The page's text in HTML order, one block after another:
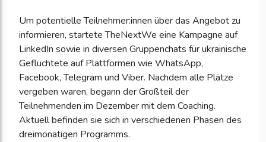
Um potentielle Teilnehmer:innen über das Angebot zu
informieren, startete TheNextWe eine Kampagne auf
LinkedIn sowie in diversen Gruppenchats für ukrainische
Geflüchtete auf Plattformen wie WhatsApp,
Facebook, Telegram und Viber. Nachdem alle Plätze
vergeben waren, begann der Großteil der
Teilnehmenden im Dezember mit dem Coaching.
Aktuell befinden sie sich in verschiedenen Phasen des
dreimonatigen Programms.